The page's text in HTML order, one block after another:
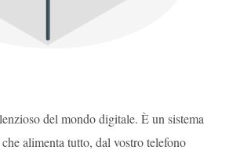
del mondo digitale. È un sistema
alimenta tutto, dal vostro telefono